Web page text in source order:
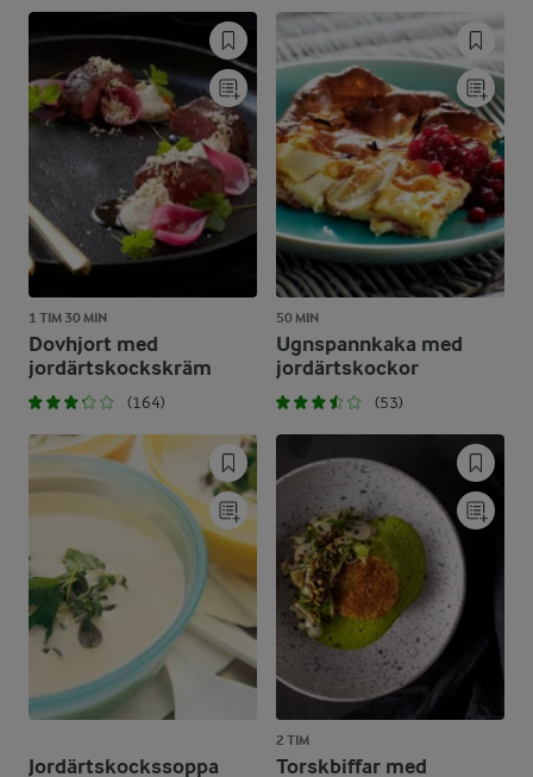
1 TIM 30 MIN
Dovhjort med
jordärtskockskräm
(164)
50 MIN
Ugnspannkaka med
jordärtskockor
(53)
Jordärtskockssoppa
2 TIM
Torskbiffar med